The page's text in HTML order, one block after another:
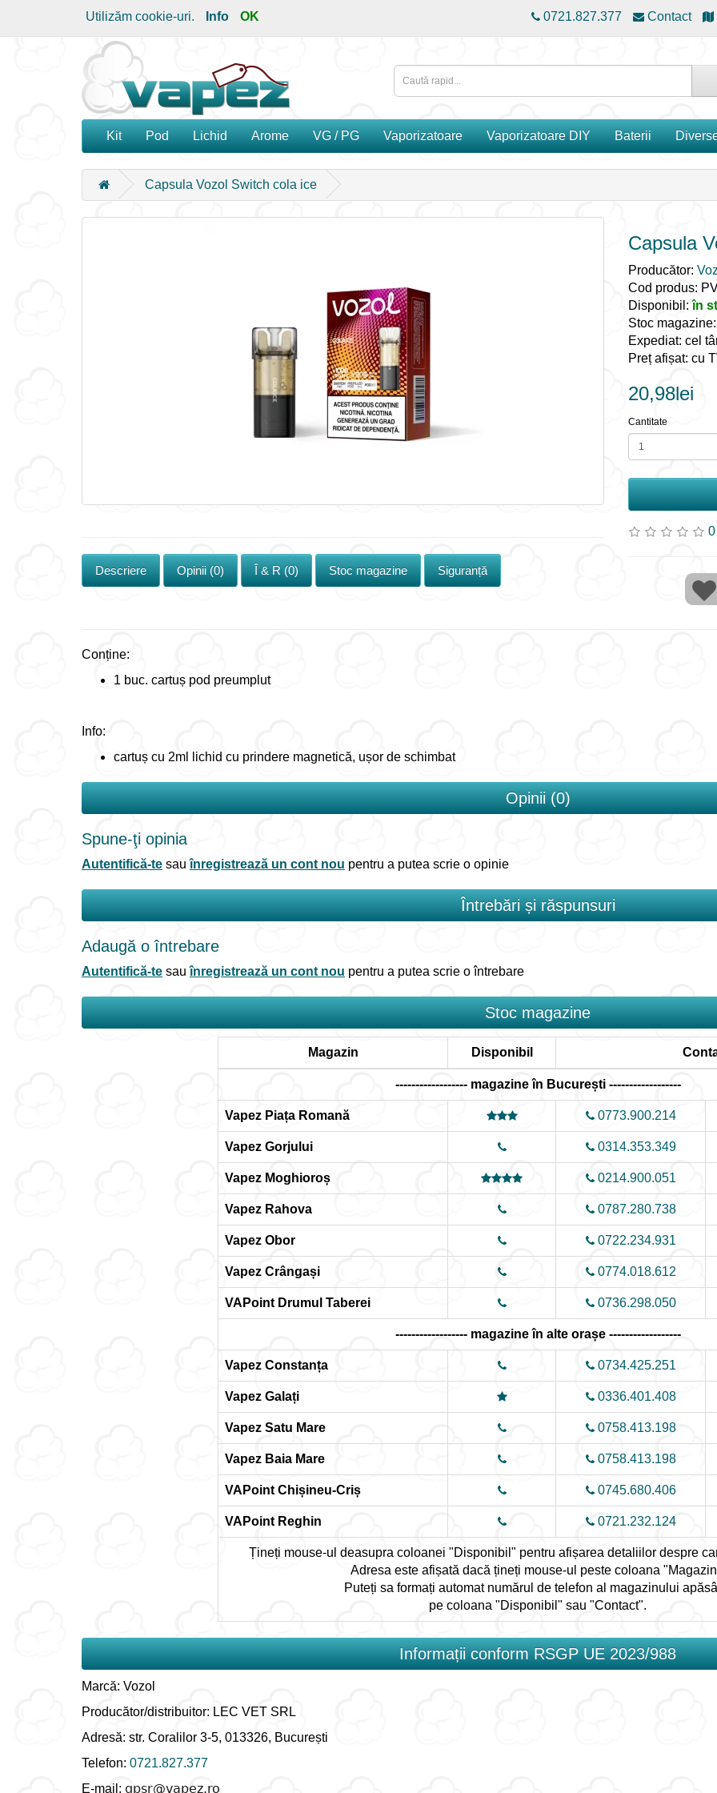
Utilizăm cookie-uri. Info OK 0721.827.377 Contact
Kit Pod Lichid Arome VG / PG Vaporizatoare Vaporizatoare DIY Baterii
Capsula Vozol Switch cola ice
Descriere Opinii (0) Î & R (0) Stoc magazine Siguranță
Capsula
Producător:
Cod produs:
Disponibil:în
Stoc
Expediat: cel
Preț afișat: cu
20,98lei
Cantitate
Conține:
1 buc. cartuș pod preumplut
Info:
cartuș cu 2ml lichid cu prindere magnetică, ușor de schimbat
Opinii (0)
Spune-ţi opinia
Autentifică-te sauînregistrează un cont nou pentru a putea scrie o opinie
Întrebări și răspunsuri
Adaugă o întrebare
Autentifică-te sauînregistrează un cont nou pentru a putea scrie o întrebare
Stoc magazine
Magazin Disponibil
------------------ magazine în București ------------------
Vapez Piața Romană 0773.900.214
Vapez Gorjului 0314.353.349
Vapez Moghioroș 0214.900.051
Vapez Rahova 0787.280.738
Vapez Obor 0722.234.931
Vapez Crângași 0774.018.612
VAPoint Drumul Taberei 0736.298.050
------------------ magazine în alte orașe ------------------
Vapez Constanța 0734.425.251
Vapez Galați 0336.401.408
Vapez Satu Mare 0758.413.198
Vapez Baia Mare 0758.413.198
VAPoint Chișineu-Criș 0745.680.406
VAPoint Reghin 0721.232.124
Țineți mouse-ul deasupra coloanei "Disponibil" pentru afișarea detaliilor despre
Adresa este afișată dacă țineți mouse-ul peste coloana
Puteți sa formați automat numărul de telefon al magazinului
pe coloana "Disponibil" sau "Contact".
Informații conform RSGP UE 2023/988
Marcă: Vozol
Producător/distribuitor: LEC VET SRL
Adresă: str. Coralilor 3-5, 013326, București
Telefon: 0721.827.377
E-mail: